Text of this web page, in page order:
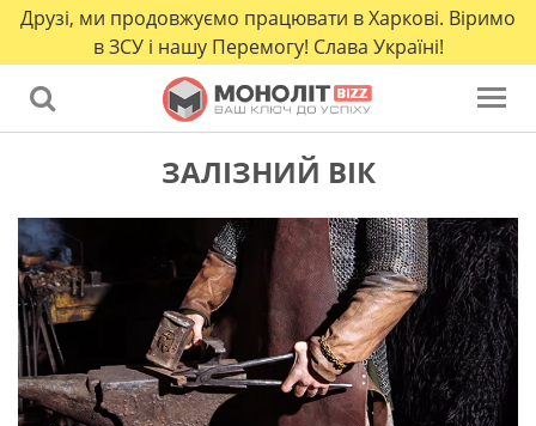
Друзі, ми продовжуємо працювати в Харкові. Віримо
в ЗСУ і нашу Перемогу! Слава Україні!
ЗАЛІЗНИЙ ВІК